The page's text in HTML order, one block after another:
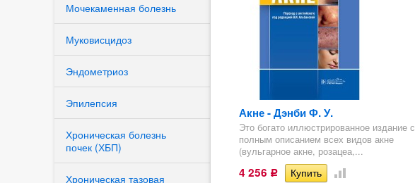
Мочекаменная болезнь
Муковисцидоз
Эндометриоз
Эпилепсия
Хроническая болезнь
почек (ХБП)
Хроническая тазовая
Акне - Дэнби Ф. У.
Это богато иллюстрированное издание с
полным описанием всех видов акне
(вульгарное акне, розацеа,...
4 256 Р